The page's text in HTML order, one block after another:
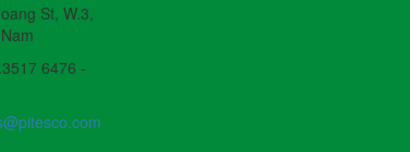
St, W.3,
6476 -
@pitesco.com